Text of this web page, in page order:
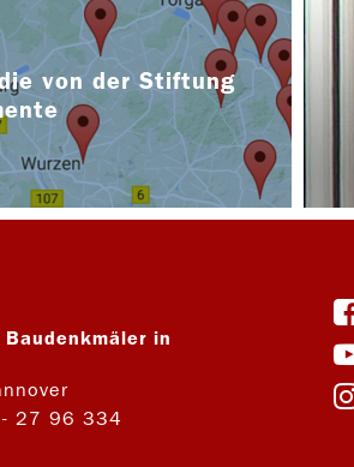
von der Stiftung
in
27 96 334